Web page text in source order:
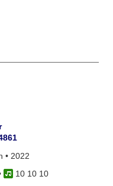
• 2022
10 10 10